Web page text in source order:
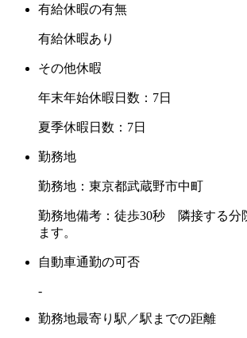
有給休暇の有無
有給休暇あり
その他休暇
年末年始休暇日数：7日
夏季休暇日数：7日
勤務地
勤務地：東京都武蔵野市中町
勤務地備考：徒歩30秒 隣接する分
ます。
自動車通勤の可否
-
勤務地最寄り駅／駅までの距離